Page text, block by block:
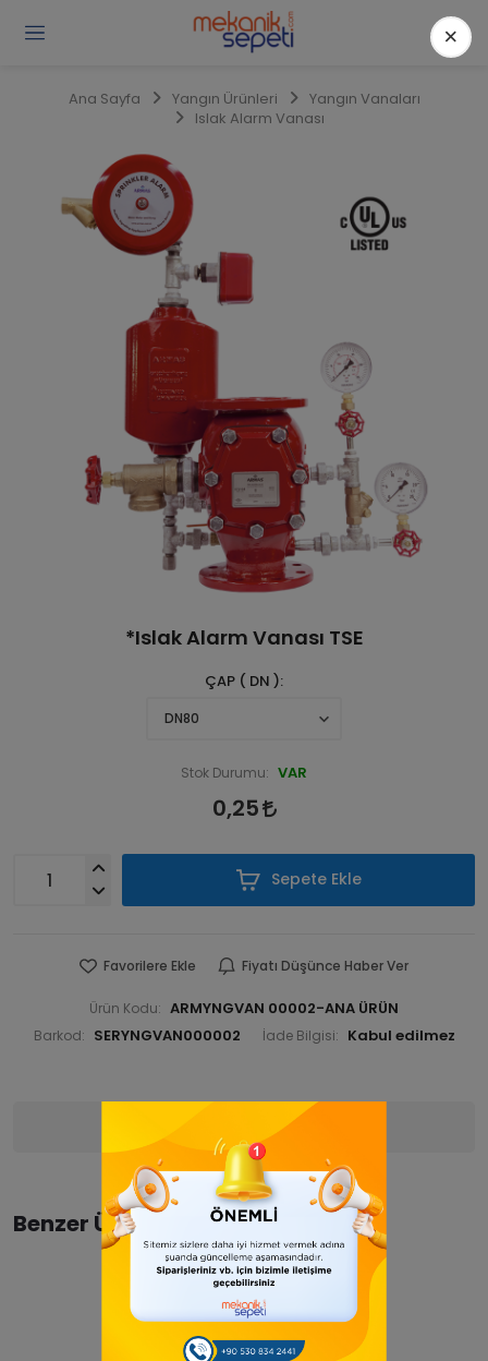
Ana Sayfa Yangın Ürünleri
Yangın Vanaları
Islak Alarm Vanası
*Islak Alarm Vanası TSE
ÇAP ( DN )
Stok Durumu: VAR
0,25
Sepete Ekle
Favorilere Ekle Fiyatı Düşünce Haber Ver
Ürün Kodu: ARMYNGVAN 00002-ANA ÜRÜN
Barkod: SERYNGVAN000002 İade Bilgisi:
Yorumlar
Benzer Ürünler
×